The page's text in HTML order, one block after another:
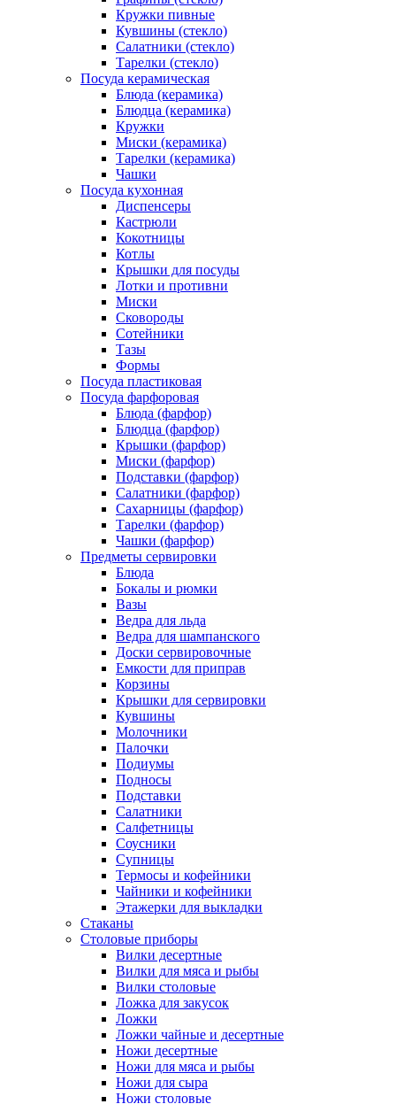
Кружки пивные
Кувшины (стекло)
Салатники (стекло)
Тарелки (стекло)
Посуда керамическая
Блюда (керамика)
Блюдца (керамика)
Кружки
Миски (керамика)
Тарелки (керамика)
Чашки
Посуда кухонная
Диспенсеры
Кастрюли
Кокотницы
Котлы
Крышки для посуды
Лотки и противни
Миски
Сковороды
Сотейники
Тазы
Формы
Посуда пластиковая
Посуда фарфоровая
Блюда (фарфор)
Блюдца (фарфор)
Крышки (фарфор)
Миски (фарфор)
Подставки (фарфор)
Салатники (фарфор)
Сахарницы (фарфор)
Тарелки (фарфор)
Чашки (фарфор)
Предметы сервировки
Блюда
Бокалы и рюмки
Вазы
Ведра для льда
Ведра для шампанского
Доски сервировочные
Емкости для приправ
Корзины
Крышки для сервировки
Кувшины
Молочники
Палочки
Подиумы
Подносы
Подставки
Салатники
Салфетницы
Соусники
Супницы
Термосы и кофейники
Чайники и кофейники
Этажерки для выкладки
Стаканы
Столовые приборы
Вилки десертные
Вилки для мяса и рыбы
Вилки столовые
Ложка для закусок
Ложки
Ложки чайные и десертные
Ножи десертные
Ножи для мяса и рыбы
Ножи для сыра
Ножи столовые